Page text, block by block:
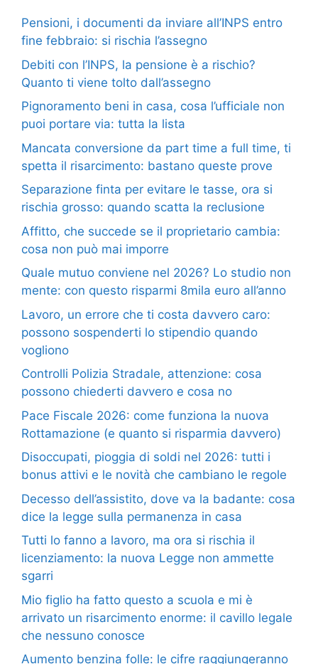
Pensioni, i documenti da inviare all’INPS entro
fine febbraio: si rischia l’assegno
Debiti con l’INPS, la pensione è a rischio?
Quanto ti viene tolto dall’assegno
Pignoramento beni in casa, cosa l’ufficiale non
puoi portare via: tutta la lista
Mancata conversione da part time a full time, ti
spetta il risarcimento: bastano queste prove
Separazione finta per evitare le tasse, ora si
rischia grosso: quando scatta la reclusione
Affitto, che succede se il proprietario cambia:
cosa non può mai imporre
Quale mutuo conviene nel 2026? Lo studio non
mente: con questo risparmi 8mila euro all’anno
Lavoro, un errore che ti costa davvero caro:
possono sospenderti lo stipendio quando
vogliono
Controlli Polizia Stradale, attenzione: cosa
possono chiederti davvero e cosa no
Pace Fiscale 2026: come funziona la nuova
Rottamazione (e quanto si risparmia davvero)
Disoccupati, pioggia di soldi nel 2026: tutti i
bonus attivi e le novità che cambiano le regole
Decesso dell’assistito, dove va la badante: cosa
dice la legge sulla permanenza in casa
Tutti lo fanno a lavoro, ma ora si rischia il
licenziamento: la nuova Legge non ammette
sgarri
Mio figlio ha fatto questo a scuola e mi è
arrivato un risarcimento enorme: il cavillo legale
che nessuno conosce
Aumento benzina folle: le cifre raggiungeranno